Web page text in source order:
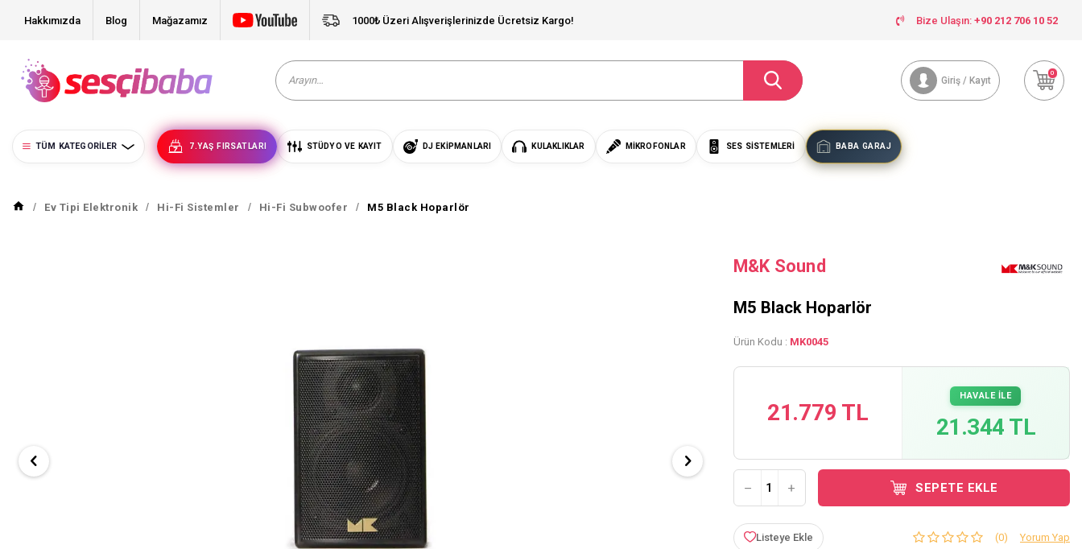
Hakkımızda Blog Mağazamız 1000₺ Üzeri Alışverişlerinizde Ücretsiz Kargo! Bize Ulaşın: +90 212 706 10 52
Giriş / Kayıt
0
TÜM KATEGORILER 7.YAŞ FIRSATLARI STÜDYO VE KAYIT DJ EKIPMANLARI KULAKLIKLAR MIKROFONLAR SES SISTEMLERI BABA GARAJ
Ev Tipi Elektronik Hi-Fi Sistemler Hi-Fi Subwoofer M5 Black Hoparlör
M&K Sound
M5 Black Hoparlör
Ürün Kodu : MK0045
21.779 TL
HAVALE İLE
21.344 TL
SEPETE EKLE
Listeye Ekle (0) Yorum Yap